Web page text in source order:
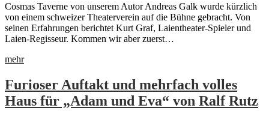
Cosmas Taverne von unserem Autor Andreas Galk wurde kürzlich
von einem schweizer Theaterverein auf die Bühne gebracht. Von
seinen Erfahrungen berichtet Kurt Graf, Laientheater-Spieler und
Laien-Regisseur. Kommen wir aber zuerst…
mehr
Furioser Auftakt und mehrfach volles
Haus für „Adam und Eva“ von Ralf Rutz